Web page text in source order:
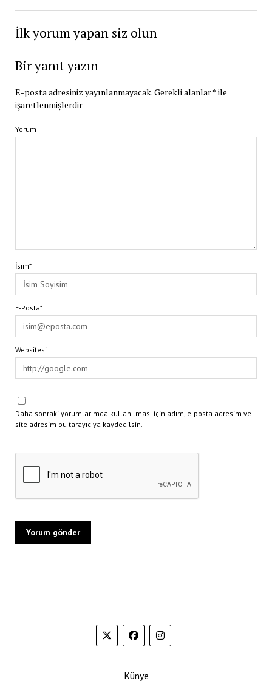
İlk yorum yapan siz olun
Bir yanıt yazın
E-posta adresiniz yayınlanmayacak.Gerekli alanlar*ile
işaretlenmişlerdir
Yorum
İsim*
E-Posta*
Websitesi
Daha sonraki yorumlarımda kullanılması için adım, e-posta adresim ve
site adresim bu tarayıcıya kaydedilsin.
Künye